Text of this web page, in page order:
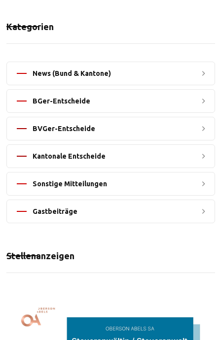
Kategorien
News (Bund & Kantone)
BGer-Entscheide
BVGer-Entscheide
Kantonale Entscheide
Sonstige Mitteilungen
Gastbeiträge
Stellenanzeigen